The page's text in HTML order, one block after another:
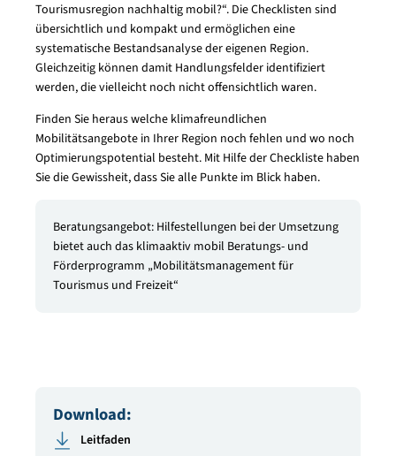
Tourismusregion nachhaltig mobil?“. Die Checklisten sind
übersichtlich und kompakt und ermöglichen eine
systematische Bestandsanalyse der eigenen Region.
Gleichzeitig können damit Handlungsfelder identifiziert
werden, die vielleicht noch nicht offensichtlich waren.
Finden Sie heraus welche klimafreundlichen
Mobilitätsangebote in Ihrer Region noch fehlen und wo noch
Optimierungspotential besteht. Mit Hilfe der Checkliste haben
Sie die Gewissheit, dass Sie alle Punkte im Blick haben.
Beratungsangebot: Hilfestellungen bei der Umsetzung
bietet auch das klimaaktiv mobil Beratungs- und
Förderprogramm „Mobilitätsmanagement für
Tourismus und Freizeit“
Download:
Leitfaden